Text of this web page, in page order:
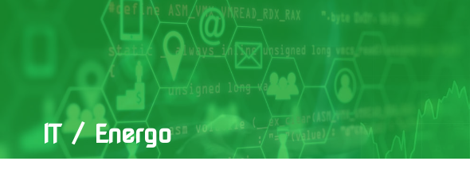
IT / Energo